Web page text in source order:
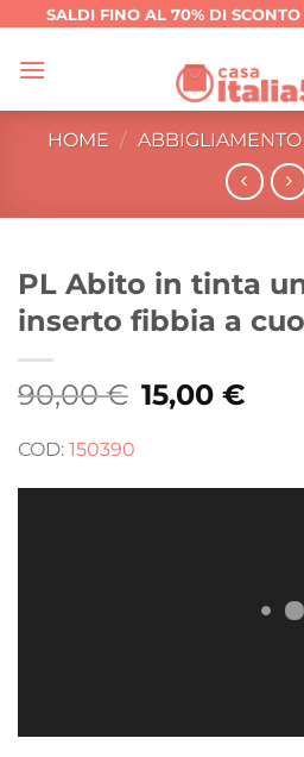
contenuti
SALDI FINO AL 70% DI
HOME / ABBIGLIAMENTO
PL Abito in tinta
inserto fibbia a
90,00€ Il
prezzo
15,00€Il
prezzo
COD: 150390